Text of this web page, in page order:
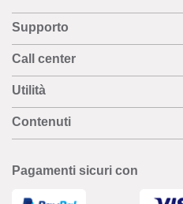
Supporto
Call center
Utilità
Contenuti
Pagamenti sicuri con